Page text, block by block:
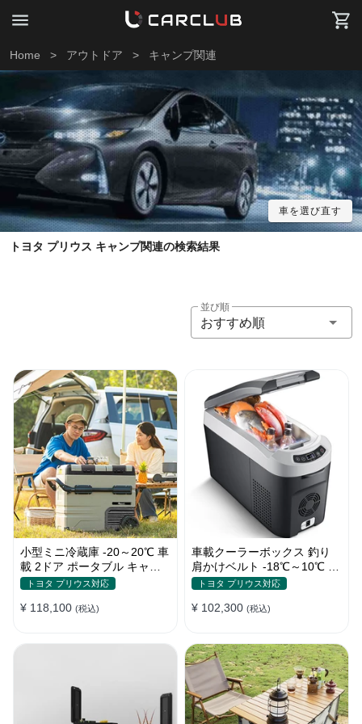
Home > アウトドア > キャンプ関連
車を選び直す
トヨタ プリウス キャンプ関連の検索結果
並び順
おすすめ順
小型ミニ冷蔵庫 -20～20℃ 車
載 2ドア ポータブル キャン
プ アウトドア 車中泊 静音
トヨタ プリウス対応
¥ 118,100 (税込)
車載クーラーボックス 釣り
肩かけベルト -18℃～10℃ 冷
凍冷蔵庫 車中泊 キャンプ 家
トヨタ プリウス対応
¥ 102,300 (税込)